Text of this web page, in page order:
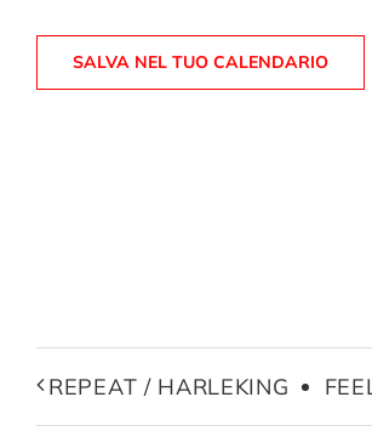
SALVA NEL TUO CALENDARIO
REPEAT / HARLEKING